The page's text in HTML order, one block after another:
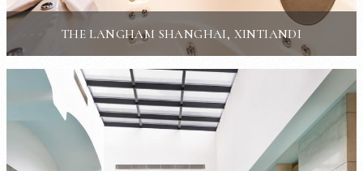
THE LANGHAM SHANGHAI, XINTIANDI